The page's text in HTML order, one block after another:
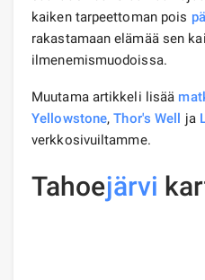
kaiken tarpeettoman pois
rakastamaan elämää sen
ilmenemismuodoissa.
Muutama artikkeli lisää
Yellowstone,Thor's Well ja
verkkosivuiltamme.
Tahoejärvi